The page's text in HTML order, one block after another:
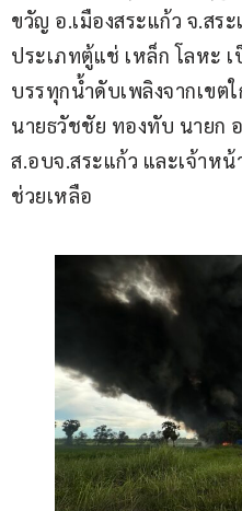
ขวัญ อ.เมืองสระแก้ว จ.สร
ประเภทตู้แช่ เหล็ก โลหะ
บรรทุกน้ำดับเพลิงจากเขต
นายธวัชชัย ทองทับ นายก
ส.อบจ.สระแก้ว และเจ้าห
ช่วยเหลือ